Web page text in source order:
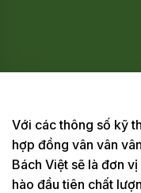
Với các thông số kỹ
hợp đồng vân vân
Bách Việt sẽ là đơn
hào đầu tiên chất